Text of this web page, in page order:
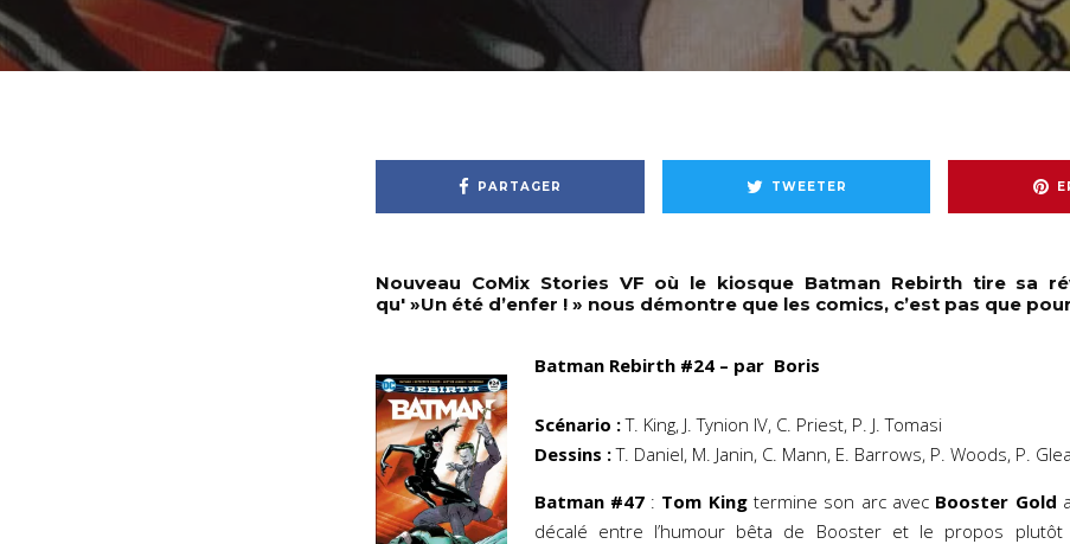
PARTAGER TWEETER
Nouveau CoMix Stories VF où le kiosque Batman Rebirth tire sa
qu' »Un été d’enfer ! » nous démontre que les comics, c’est pas que
Batman Rebirth #24 – par Boris
Scénario :T. King, J. Tynion IV, C. Priest, P. J. Tomasi
Dessins :T. Daniel, M. Janin, C. Mann, E. Barrows, P. Woods, P.
Batman #47: Tom Kingtermine son arc avec Booster Gold
décalé entre l’humour bêta de Booster et le propos plutôt